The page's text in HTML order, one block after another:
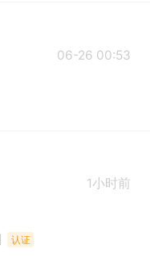
06-26 00:53
1小时前
认证